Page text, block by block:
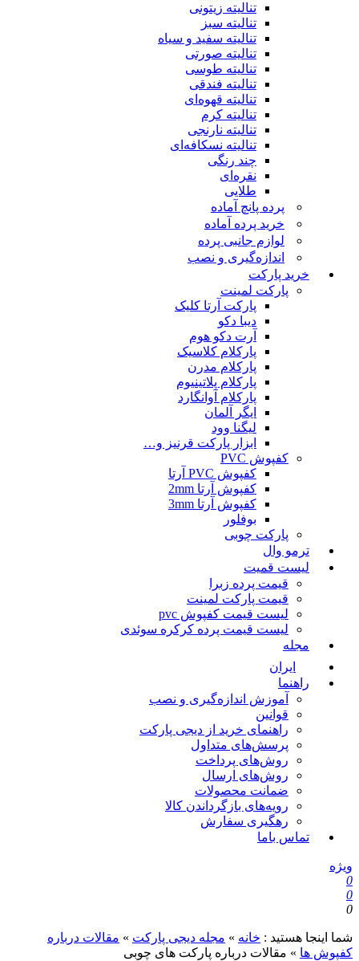
تنالیته زیتونی
تنالیته سبز
تنالیته سفید و سیاه
تنالیته صورتی
تنالیته طوسی
تنالیته فندقی
تنالیته قهوه‌ای
تنالیته کرم
تنالیته نارنجی
تنالیته نسکافه‌ای
چند رنگی
نقره‌ای
طلایی
پرده پانچ آماده
خرید پرده آماده
لوازم جانبی پرده
اندازه‌گیری و نصب
خرید پارکت
پارکت لمینت
پارکت آرتا کلیک
دیبا دکو
آرت دکو هوم
پارکلام کلاسیک
پارکلام مدرن
پارکلام پلاتینیوم
پارکلام آوانگارد
ایگر آلمان
لیگنا وود
ابزار پارکت قرنیز و…
کفپوش PVC
کفپوش PVC آرتا
کفپوش آرتا 2mm
کفپوش آرتا 3mm
بوفلور
پارکت چوبی
ترمو وال
لیست قمیت
قیمت پرده زبرا
قیمت پارکت لمینت
لیست قیمت کفپوش pvc
لیست قیمت پرده کرکره سوئدی
مجله
ایران
راهنما
آموزش اندازه‌گیری و نصب
قوانین
راهنمای خرید از دیجی پارکت
پرسش‌های متداول
روش‌های پرداخت
روش‌های ارسال
ضمانت محصولات
رویه‌های بازگرداندن کالا
رهگیری سفارش
تماس باما
اینجا هستید : خانه»مجله دیجی پارکت»مقالات درباره
ها»مقالات درباره پارکت های چوبی